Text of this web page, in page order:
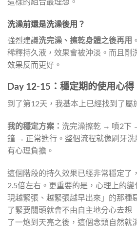
洗澡前還是洗澡後用？
強烈建議洗完澡、擦乾身體之後再用
稀釋持久液，效果會被沖淡。而且剛
效果反而更好。
Day 12-15：穩定期的使用心得
到了第12天，我基本上已經找到了屬
我的穩定方案： 洗完澡擦乾 → 噴2下
鐘 → 正常進行。整個流程就像刷牙
有心理負擔。
這個階段的持久效果已經非常穩定了
2.5倍左右。更重要的是，心理上的
現越緊張、越緊張越早出來」的那種
了緊要關頭就會不由自主地分心去想
了一炮到天亮之後，這個念頭自然就